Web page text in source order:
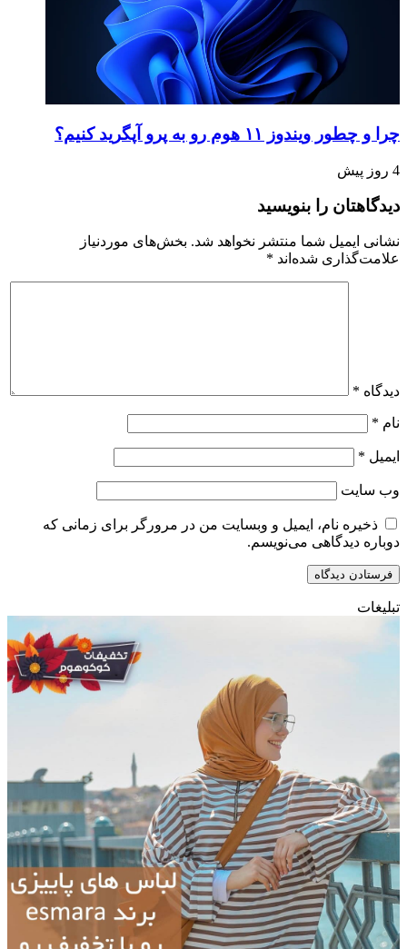
چرا و چطور ویندوز ۱۱ هوم رو به پرو آپگرید کنیم؟
4 روز پیش
دیدگاهتان را بنویسید
نشانی ایمیل شما منتشر نخواهد شد. بخش‌های موردنیاز
علامت‌گذاری شده‌اند *
دیدگاه *
نام *
ایمیل *
وب‌ سایت
ذخیره نام، ایمیل و وبسایت من در مرورگر برای زمانی که
دوباره دیدگاهی می‌نویسم.
تبلیغات